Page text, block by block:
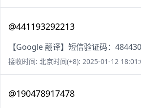
@441193292213
【Google 翻译】短信验证码：
接收时间: 北京时间(+8): 2025-01-12
@190478917478